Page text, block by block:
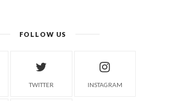
FOLLOW US
TWITTER INSTAGRAM